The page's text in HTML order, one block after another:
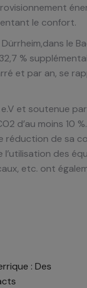
le confort.
le
%
et par an, se
et soutenue
d’au moins 10
de sa
des
etc. ont
: Des